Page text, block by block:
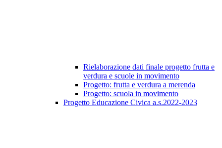
Rielaborazione dati finale progetto frutta e
verdura e scuole in movimento
Progetto: frutta e verdura a merenda
Progetto: scuola in movimento
Progetto Educazione Civica a.s.2022-2023